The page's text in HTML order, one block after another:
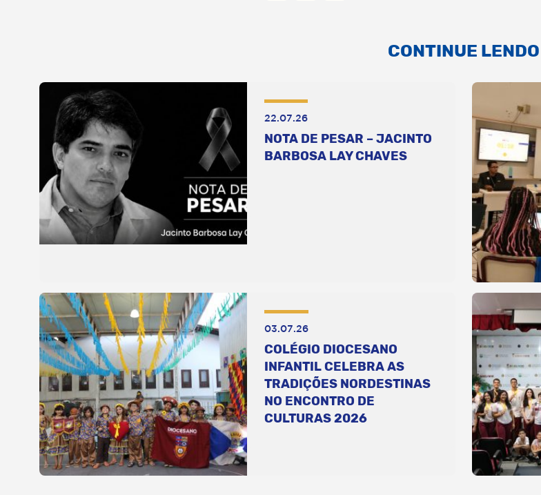
CONTINUE LENDO
22.07.26
NOTA DE PESAR – JACINTO
BARBOSA LAY CHAVES
03.07.26
COLÉGIO DIOCESANO
INFANTIL CELEBRA AS
TRADIÇÕES NORDESTINAS
NO ENCONTRO DE
CULTURAS 2026